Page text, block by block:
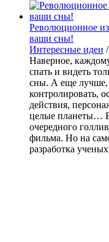
Революционное
ваши сны!
Интересные идеи /
Наверное,
спать и видеть
сны. А еще
контролировать,
действия,
целые планеты…
очередного
фильма. Но на
разработка